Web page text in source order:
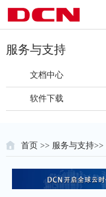
服务与支持
文档中心
软件下载
首页 >> 服务与支持>>